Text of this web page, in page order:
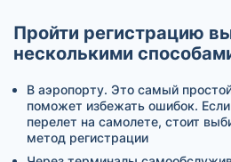
Пройти регистрацию
несколькими
В аэропорту. Это самый
поможет избежать ошибок.
перелет на самолете, стоит
метод регистрации